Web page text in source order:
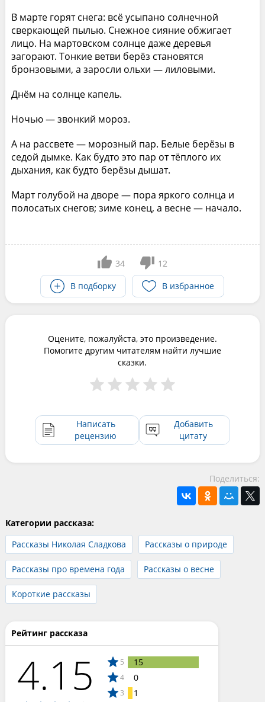
В марте горят снега: всё усыпано солнечной
сверкающей пылью. Снежное сияние обжигает
лицо. На мартовском солнце даже деревья
загорают. Тонкие ветви берёз становятся
бронзовыми, а заросли ольхи — лиловыми.
Днём на солнце капель.
Ночью — звонкий мороз.
А на рассвете — морозный пар. Белые берёзы в
седой дымке. Как будто это пар от тёплого их
дыхания, как будто берёзы дышат.
Март голубой на дворе — пора яркого солнца и
полосатых снегов; зиме конец, а весне — начало.
34
12
В подборку
В избранное
Оцените, пожалуйста, это произведение.
Помогите другим читателям найти лучшие
сказки.
Написать
рецензию
Добавить
цитату
Поделиться:
Категории рассказа:
Рассказы Николая Сладкова
Рассказы о природе
Рассказы про времена года Рассказы о весне
Короткие рассказы
Рейтинг рассказа
4.15 5 15
4 0
3 1